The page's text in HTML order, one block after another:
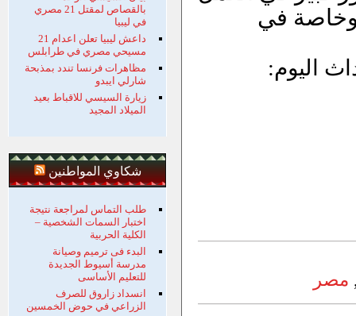
وخاصة في
اليوم:
مصر
بالقصاص لمقتل 21 مصري
في ليبيا
داعش ليبيا تعلن اعدام 21
مسيحي مصري في طرابلس
مظاهرات فرنسا تندد بمذبحة
شارلي ايبدو
زيارة السيسي للاقباط بعيد
الميلاد المجيد
شكاوي المواطنين
طلب التماس لمراجعة نتيجة
اختبار السمات الشخصية –
الكلية الحربية
البدء فى ترميم وصيانة
مدرسة أسيوط الجديدة
للتعليم الأساسى
انسداد زاروق للصرف
الزراعي في حوض الخمسين